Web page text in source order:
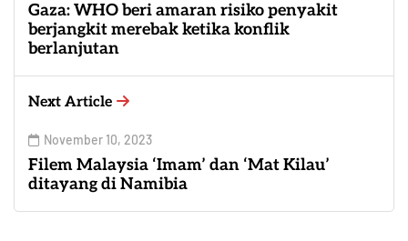
Gaza: WHO beri amaran risiko penyakit
berjangkit merebak ketika konflik
berlanjutan
Next Article
November 10, 2023
Filem Malaysia ‘Imam’ dan ‘Mat Kilau’
ditayang di Namibia